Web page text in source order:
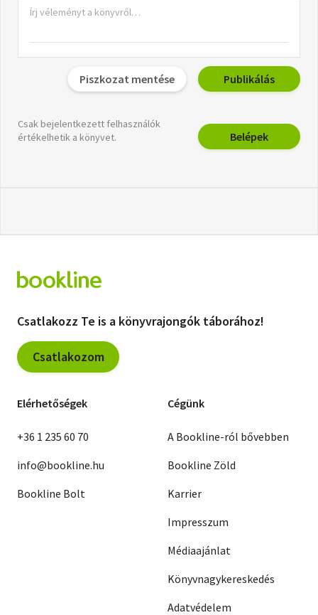
Piszkozat mentése Publikálás
Csak bejelentkezett felhasználók
értékelhetik a könyvet.
Belépek
Csatlakozz Te is a könyvrajongók táborához!
Csatlakozom
Elérhetőségek
+36 1 235 60 70
info@bookline.hu
Bookline Bolt
Cégünk
A Bookline-ról bővebben
Bookline Zöld
Karrier
Impresszum
Médiaajánlat
Könyvnagykereskedés
Adatvédelem